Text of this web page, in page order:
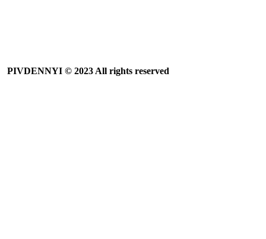
PIVDENNYI © 2023 All rights reserved